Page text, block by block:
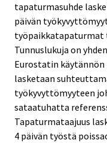
tapaturmasuhde
päivän
työpaikkatapaturmat
Tunnuslukuja on
Eurostatin käytännön
lasketaan
työkyvyttömyyteen
sataatuhatta
Tapaturmataajuus
4 päivän työstä